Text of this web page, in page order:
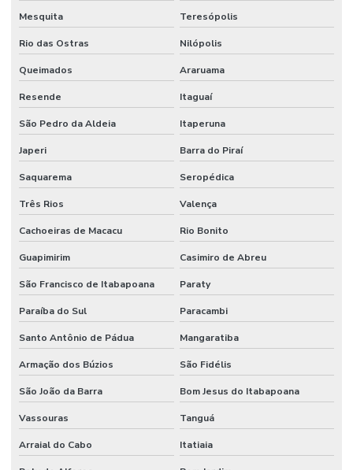
Transporte modal aéreo
Transporte de perecíveis
Transporte rodoviário de cargas
Mesquita Teresópolis
Rio das Ostras Nilópolis
Queimados Araruama
Resende Itaguaí
São Pedro da Aldeia Itaperuna
Japeri Barra do Piraí
Saquarema Seropédica
Três Rios Valença
Cachoeiras de Macacu Rio Bonito
Guapimirim Casimiro de Abreu
São Francisco de Itabapoana Paraty
Paraíba do Sul Paracambi
Santo Antônio de Pádua Mangaratiba
Armação dos Búzios São Fidélis
São João da Barra Bom Jesus do Itabapoana
Vassouras Tanguá
Arraial do Cabo Itatiaia